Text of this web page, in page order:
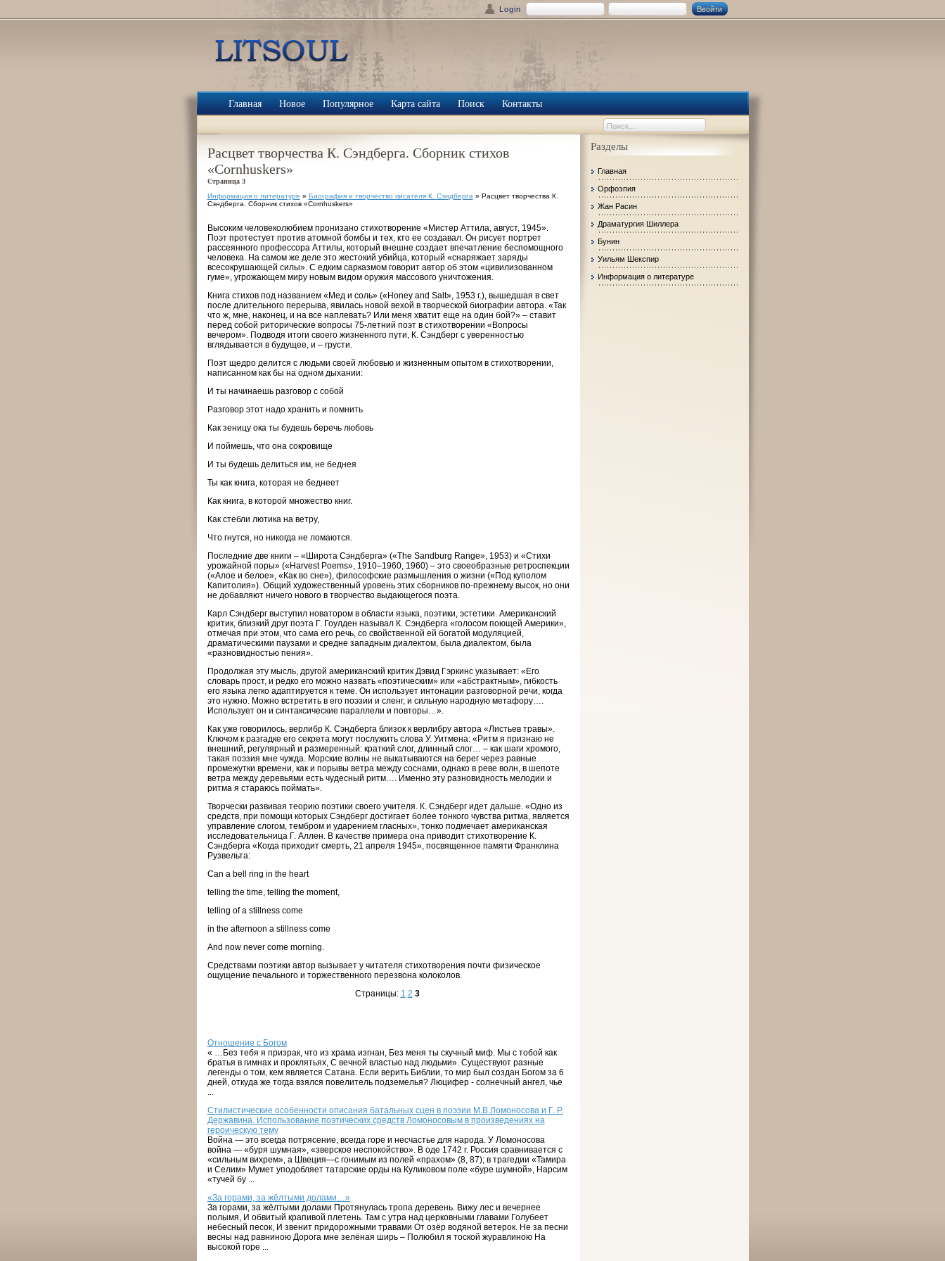
Login
Главная Новое Популярное Карта сайта Поиск Контакты
Расцвет творчества К. Сэндберга. Сборник стихов
«Cornhuskers»
Страница 3
Информация о литературе » Биография и творчество писателя К. Сэндберга » Расцвет творчества К.
Сэндберга. Сборник стихов «Cornhuskers»
Высоким человеколюбием пронизано стихотворение «Мистер Аттила, август, 1945».
Поэт протестует против атомной бомбы и тех, кто ее создавал. Он рисует портрет
рассеянного профессора Аттилы, который внешне создает впечатление беспомощного
человека. На самом же деле это жестокий убийца, который «снаряжает заряды
всесокрушающей силы». С едким сарказмом говорит автор об этом «цивилизованном
гуме», угрожающем миру новым видом оружия массового уничтожения.
Книга стихов под названием «Мед и соль» («Honey and Salt», 1953 г.), вышедшая в свет
после длительного перерыва, явилась новой вехой в творческой биографии автора. «Так
что ж, мне, наконец, и на все наплевать? Или меня хватит еще на один бой?» – ставит
перед собой риторические вопросы 75-летний поэт в стихотворении «Вопросы
вечером». Подводя итоги своего жизненного пути, К. Сэндберг с уверенностью
вглядывается в будущее, и – грусти.
Поэт щедро делится с людьми своей любовью и жизненным опытом в стихотворении,
написанном как бы на одном дыхании:
И ты начинаешь разговор с собой
Разговор этот надо хранить и помнить
Как зеницу ока ты будешь беречь любовь
И поймешь, что она сокровище
И ты будешь делиться им, не беднея
Ты как книга, которая не беднеет
Как книга, в которой множество книг.
Как стебли лютика на ветру,
Что гнутся, но никогда не ломаются.
Последние две книги – «Широта Сэндберга» («The Sandburg Range», 1953) и «Стихи
урожайной поры» («Harvest Poems», 1910–1960, 1960) – это своеобразные ретроспекции
(«Алое и белое», «Как во сне»), философские размышления о жизни («Под куполом
Капитолия»). Общий художественный уровень этих сборников по-прежнему высок, но они
не добавляют ничего нового в творчество выдающегося поэта.
Карл Сэндберг выступил новатором в области языка, поэтики, эстетики. Американский
критик, близкий друг поэта Г. Гоулден называл К. Сэндберга «голосом поющей Америки»,
отмечая при этом, что сама его речь, со свойственной ей богатой модуляцией,
драматическими паузами и средне западным диалектом, была диалектом, была
«разновидностью пения».
Продолжая эту мысль, другой американский критик Дэвид Гэркинс указывает: «Его
словарь прост, и редко его можно назвать «поэтическим» или «абстрактным», гибкость
его языка легко адаптируется к теме. Он использует интонации разговорной речи, когда
это нужно. Можно встретить в его поэзии и сленг, и сильную народную метафору….
Использует он и синтаксические параллели и повторы…».
Как уже говорилось, верлибр К. Сэндберга близок к верлибру автора «Листьев травы».
Ключом к разгадке его секрета могут послужить слова У. Уитмена: «Ритм я признаю не
внешний, регулярный и размеренный: краткий слог, длинный слог… – как шаги хромого,
такая поэзия мне чужда. Морские волны не выкатываются на берег через равные
промежутки времени, как и порывы ветра между соснами, однако в реве волн, в шепоте
ветра между деревьями есть чудесный ритм…. Именно эту разновидность мелодии и
ритма я стараюсь поймать».
Творчески развивая теорию поэтики своего учителя. К. Сэндберг идет дальше. «Одно из
средств, при помощи которых Сэндберг достигает более тонкого чувства ритма, является
управление слогом, тембром и ударением гласных», тонко подмечает американская
исследовательница Г. Аллен. В качестве примера она приводит стихотворение К.
Сэндберга «Когда приходит смерть, 21 апреля 1945», посвященное памяти Франклина
Рузвельта:
Can a bell ring in the heart
telling the time, telling the moment,
telling of a stillness come
in the afternoon a stillness come
And now never come morning.
Средствами поэтики автор вызывает у читателя стихотворения почти физическое
ощущение печального и торжественного перезвона колоколов.
Страницы: 1 2 3
Отношение с Богом
« …Без тебя я призрак, что из храма изгнан, Без меня ты скучный миф. Мы с тобой как
братья в гимнах и проклятьях, С вечной властью над людьми». Существуют разные
легенды о том, кем является Сатана. Если верить Библии, то мир был создан Богом за 6
дней, откуда же тогда взялся повелитель подземелья? Люцифер - солнечный ангел, чье
...
Стилистические особенности описания батальных сцен в поэзии М.В.Ломоносова и Г. Р.
Державина. Использование поэтических средств Ломоносовым в про­изведениях на
героическую тему
Война — это всегда потрясение, всегда горе и несчастье для народа. У Ломоносова
война — «буря шумная», «зверское неспокойство». В оде 1742 г. Россия сравнивается с
«сильным вихрем», а Швеция—с гонимым из полей «прахом» (8, 87); в трагедии «Тамира
и Селим» Мумет уподобляет татарские орды на Кулико­вом поле «буре шумной», Нарсим
«тучей бу ...
«За горами, за жёлтыми долами…»
За горами, за жёлтыми долами Протянулась тропа деревень. Вижу лес и вечернее
полымя, И обвитый крапивой плетень. Там с утра над церковными главами Голубеет
небесный песок, И звенит придорожными травами От озёр водяной ветерок. Не за песни
весны над равниною Дорога мне зелёная ширь – Полюбил я тоской журавлиною На
высокой горе ...
Разделы
Главная
Орфоэпия
Жан Расин
Драматургия Шиллера
Бунин
Уильям Шекспир
Информация о литературе